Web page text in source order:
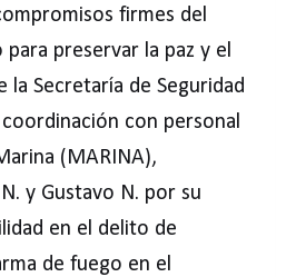
firmes del
preservar la paz y el
la Secretaría de Seguridad
coordinación con personal
(MARINA),
y Gustavo N. por su
en el delito de
de fuego en el